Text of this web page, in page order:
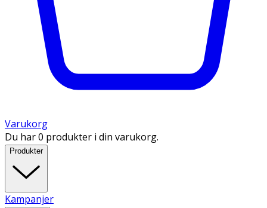
Varukorg
Du har 0 produkter i din varukorg.
Produkter
Kampanjer